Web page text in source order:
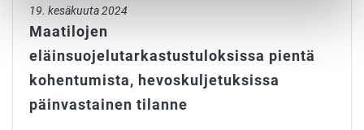
19. kesäkuuta 2024
Maatilojen
eläinsuojelutarkastustuloksissa pientä
kohentumista, hevoskuljetuksissa
päinvastainen tilanne